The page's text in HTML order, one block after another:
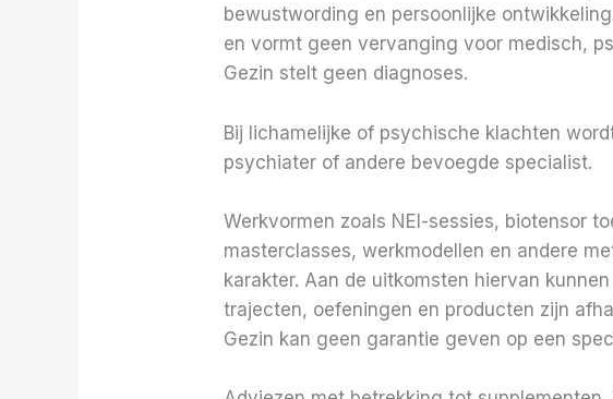
bewustwording en persoonlijke
en vormt geen vervanging voor medisch,
Gezin stelt geen diagnoses.
Bij lichamelijke of psychische klachten
psychiater of andere bevoegde specialist.
Werkvormen zoals NEI-sessies, biotensor
masterclasses, werkmodellen en andere
karakter. Aan de uitkomsten hiervan
trajecten, oefeningen en producten zijn
Gezin kan geen garantie geven op een